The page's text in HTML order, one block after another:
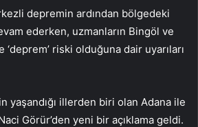
depremin ardından bölgedeki
ederken, uzmanların Bingöl ve
riski olduğuna dair uyarıları
yaşandığı illerden biri olan Adana ile
Görür’den yeni bir açıklama geldi.